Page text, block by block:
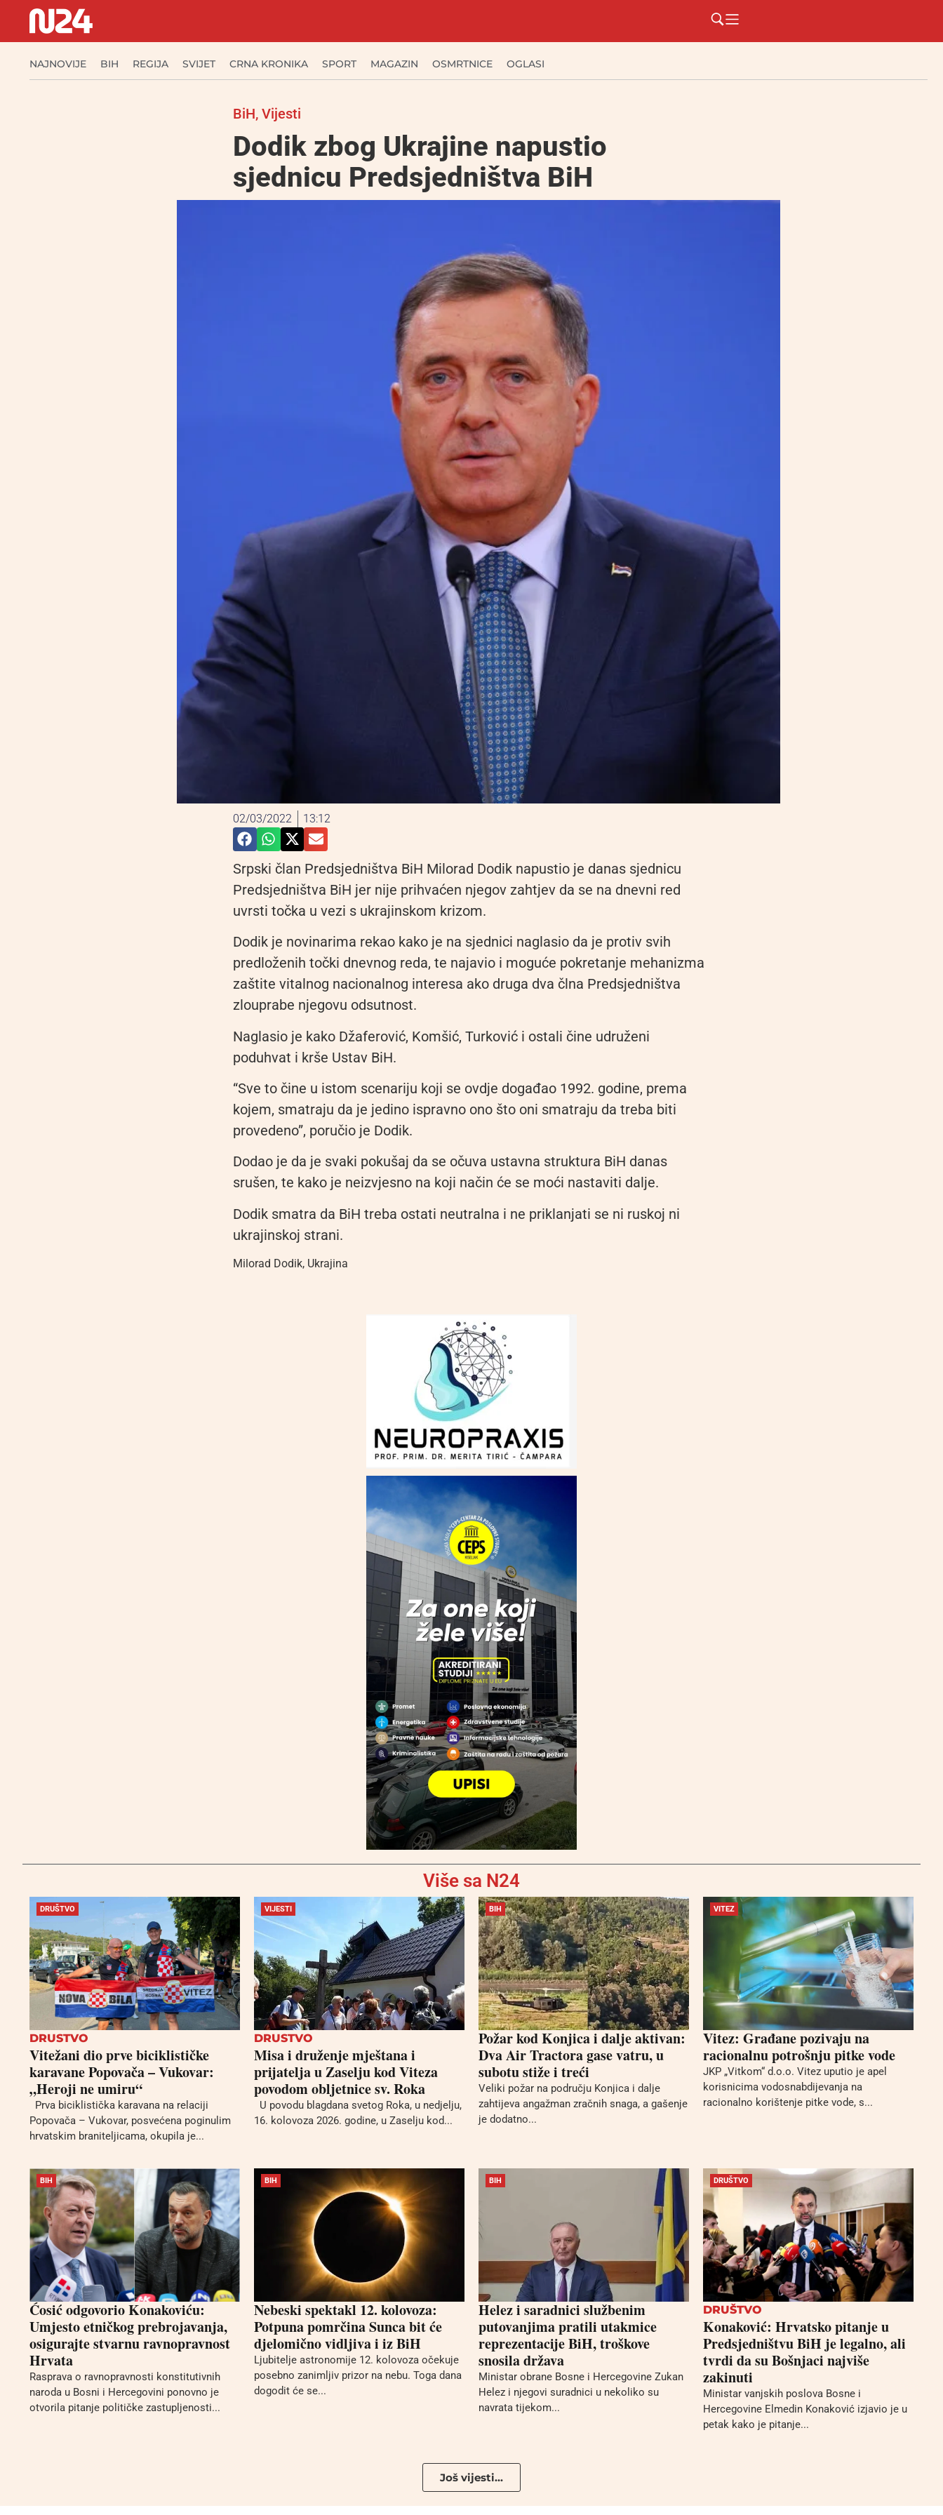
NAJNOVIJE BIH REGIJA SVIJET CRNA KRONIKA SPORT MAGAZIN OSMRTNICE OGLASI
BiH, Vijesti
Dodik zbog Ukrajine napustio
sjednicu Predsjedništva BiH
02/03/2022 13:12
Srpski član Predsjedništva BiH Milorad Dodik napustio je danas sjednicu
Predsjedništva BiH jer nije prihvaćen njegov zahtjev da se na dnevni red
uvrsti točka u vezi s ukrajinskom krizom.
Dodik je novinarima rekao kako je na sjednici naglasio da je protiv svih
predloženih točki dnevnog reda, te najavio i moguće pokretanje mehanizma
zaštite vitalnog nacionalnog interesa ako druga dva člna Predsjedništva
zlouprabe njegovu odsutnost.
Naglasio je kako Džaferović, Komšić, Turković i ostali čine udruženi
poduhvat i krše Ustav BiH.
“Sve to čine u istom scenariju koji se ovdje događao 1992. godine, prema
kojem, smatraju da je jedino ispravno ono što oni smatraju da treba biti
provedeno”, poručio je Dodik.
Dodao je da je svaki pokušaj da se očuva ustavna struktura BiH danas
srušen, te kako je neizvjesno na koji način će se moći nastaviti dalje.
Dodik smatra da BiH treba ostati neutralna i ne priklanjati se ni ruskoj ni
ukrajinskoj strani.
Milorad Dodik, Ukrajina
Više sa N24
DRUŠTVO
DRUSTVO
Vitežani dio prve biciklističke
karavane Popovača – Vukovar:
„Heroji ne umiru“
Prva biciklistička karavana na relaciji
Popovača – Vukovar, posvećena poginulim
hrvatskim braniteljicama, okupila je...
VIJESTI
DRUSTVO
Misa i druženje mještana i
prijatelja u Zaselju kod Viteza
povodom obljetnice sv. Roka
U povodu blagdana svetog Roka, u nedjelju,
16. kolovoza 2026. godine, u Zaselju kod...
BIH
Požar kod Konjica i dalje aktivan:
Dva Air Tractora gase vatru, u
subotu stiže i treći
Veliki požar na području Konjica i dalje
zahtijeva angažman zračnih snaga, a gašenje
je dodatno...
VITEZ
Vitez: Građane pozivaju na
racionalnu potrošnju pitke vode
JKP „Vitkom“ d.o.o. Vitez uputio je apel
korisnicima vodosnabdijevanja na
racionalno korištenje pitke vode, s...
BIH
Ćosić odgovorio Konakoviću:
Umjesto etničkog prebrojavanja,
osigurajte stvarnu ravnopravnost
Hrvata
Rasprava o ravnopravnosti konstitutivnih
naroda u Bosni i Hercegovini ponovno je
otvorila pitanje političke zastupljenosti...
BIH
Nebeski spektakl 12. kolovoza:
Potpuna pomrčina Sunca bit će
djelomično vidljiva i iz BiH
Ljubitelje astronomije 12. kolovoza očekuje
posebno zanimljiv prizor na nebu. Toga dana
dogodit će se...
BIH
Helez i saradnici službenim
putovanjima pratili utakmice
reprezentacije BiH, troškove
snosila država
Ministar obrane Bosne i Hercegovine Zukan
Helez i njegovi suradnici u nekoliko su
navrata tijekom...
DRUŠTVO
DRUŠTVO
Konaković: Hrvatsko pitanje u
Predsjedništvu BiH je legalno, ali
tvrdi da su Bošnjaci najviše
zakinuti
Ministar vanjskih poslova Bosne i
Hercegovine Elmedin Konaković izjavio je u
petak kako je pitanje...
Još vijesti...